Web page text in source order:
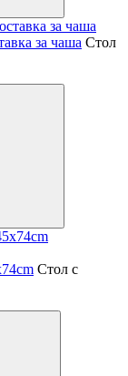
за чаша Стол
Стол с